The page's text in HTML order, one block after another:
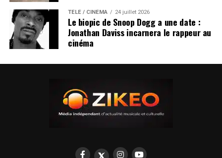
TÉLÉ / CINÉMA 24 juillet 2026
Le biopic de Snoop Dogg a une date :
Jonathan Daviss incarnera le rappeur au
cinéma